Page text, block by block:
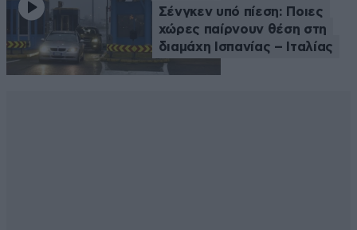
Σένγκεν υπό πίεση: Ποιες
χώρες παίρνουν θέση στη
διαμάχη Ισπανίας – Ιταλίας